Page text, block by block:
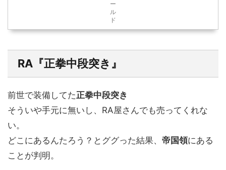
ー
ル
ド
RA『正拳中段突き』
前世で装備してた正拳中段突き
そういや手元に無いし、RA屋さんでも売ってくれな
い。
どこにあるんたろう？とググった結果、 帝国領にある
ことが判明。